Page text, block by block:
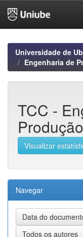
navigationUniversidade de
Engenharia de
TCC -
Visualizar
Navegar